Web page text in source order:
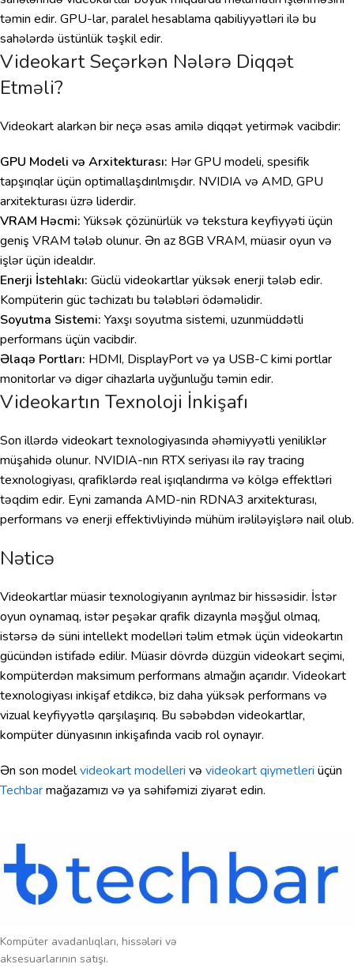
təmin edir. GPU-lar, paralel hesablama qabiliyyətləri ilə bu
sahələrdə üstünlük təşkil edir.
Videokart Seçərkən Nələrə Diqqət
Etməli?
Videokart alarkən bir neçə əsas amilə diqqət yetirmək vacibdir:
GPU Modeli və Arxitekturası: Hər GPU modeli, spesifik
tapşırıqlar üçün optimallaşdırılmışdır. NVIDIA və AMD, GPU
arxitekturası üzrə liderdir.
VRAM Həcmi: Yüksək çözünürlük və tekstura keyfiyyəti üçün
geniş VRAM tələb olunur. Ən az 8GB VRAM, müasir oyun və
işlər üçün idealdır.
Enerji İstehlakı: Güclü videokartlar yüksək enerji tələb edir.
Kompüterin güc təchizatı bu tələbləri ödəməlidir.
Soyutma Sistemi: Yaxşı soyutma sistemi, uzunmüddətli
performans üçün vacibdir.
Əlaqə Portları: HDMI, DisplayPort və ya USB-C kimi portlar
monitorlar və digər cihazlarla uyğunluğu təmin edir.
Videokartın Texnoloji İnkişafı
Son illərdə videokart texnologiyasında əhəmiyyətli yeniliklər
müşahidə olunur. NVIDIA-nın RTX seriyası ilə ray tracing
texnologiyası, qrafiklərdə real işıqlandırma və kölgə effektləri
təqdim edir. Eyni zamanda AMD-nin RDNA3 arxitekturası,
performans və enerji effektivliyində mühüm irəliləyişlərə nail olub.
Nəticə
Videokartlar müasir texnologiyanın ayrılmaz bir hissəsidir. İstər
oyun oynamaq, istər peşəkar qrafik dizaynla məşğul olmaq,
istərsə də süni intellekt modelləri təlim etmək üçün videokartın
gücündən istifadə edilir. Müasir dövrdə düzgün videokart seçimi,
kompüterdən maksimum performans almağın açarıdır. Videokart
texnologiyası inkişaf etdikcə, biz daha yüksək performans və
vizual keyfiyyətlə qarşılaşırıq. Bu səbəbdən videokartlar,
kompüter dünyasının inkişafında vacib rol oynayır.
Ən son modelvideokart modelleri və videokart qiymetleri üçün
Techbarmağazamızı və ya səhifəmizi ziyarət edin.
Kompüter avadanlıqları, hissələri və
aksesuarlarının satışı.